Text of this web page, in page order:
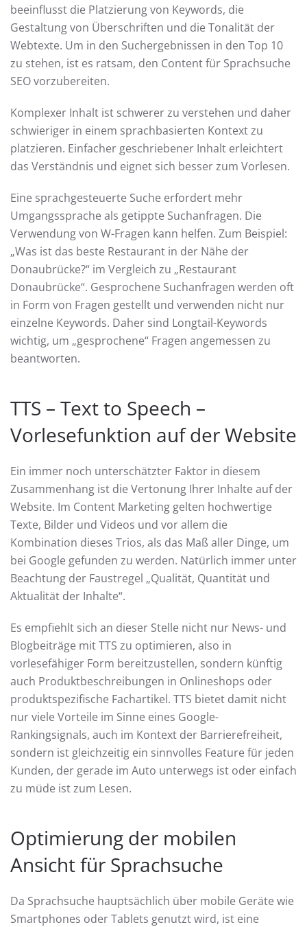
beeinflusst die Platzierung von Keywords, die
Gestaltung von Überschriften und die Tonalität der
Webtexte. Um in den Suchergebnissen in den Top 10
zu stehen, ist es ratsam, den Content für Sprachsuche
SEO vorzubereiten.
Komplexer Inhalt ist schwerer zu verstehen und daher
schwieriger in einem sprachbasierten Kontext zu
platzieren. Einfacher geschriebener Inhalt erleichtert
das Verständnis und eignet sich besser zum Vorlesen.
Eine sprachgesteuerte Suche erfordert mehr
Umgangssprache als getippte Suchanfragen. Die
Verwendung von W-Fragen kann helfen. Zum Beispiel:
„Was ist das beste Restaurant in der Nähe der
Donaubrücke?“ im Vergleich zu „Restaurant
Donaubrücke“. Gesprochene Suchanfragen werden oft
in Form von Fragen gestellt und verwenden nicht nur
einzelne Keywords. Daher sind Longtail-Keywords
wichtig, um „gesprochene“ Fragen angemessen zu
beantworten.
TTS – Text to Speech –
Vorlesefunktion auf der Website
Ein immer noch unterschätzter Faktor in diesem
Zusammenhang ist die Vertonung Ihrer Inhalte auf der
Website. Im Content Marketing gelten hochwertige
Texte, Bilder und Videos und vor allem die
Kombination dieses Trios, als das Maß aller Dinge, um
bei Google gefunden zu werden. Natürlich immer unter
Beachtung der Faustregel „Qualität, Quantität und
Aktualität der Inhalte“.
Es empfiehlt sich an dieser Stelle nicht nur News- und
Blogbeiträge mit TTS zu optimieren, also in
vorlesefähiger Form bereitzustellen, sondern künftig
auch Produktbeschreibungen in Onlineshops oder
produktspezifische Fachartikel. TTS bietet damit nicht
nur viele Vorteile im Sinne eines Google-
Rankingsignals, auch im Kontext der Barrierefreiheit,
sondern ist gleichzeitig ein sinnvolles Feature für jeden
Kunden, der gerade im Auto unterwegs ist oder einfach
zu müde ist zum Lesen.
Optimierung der mobilen
Ansicht für Sprachsuche
Da Sprachsuche hauptsächlich über mobile Geräte wie
Smartphones oder Tablets genutzt wird, ist eine